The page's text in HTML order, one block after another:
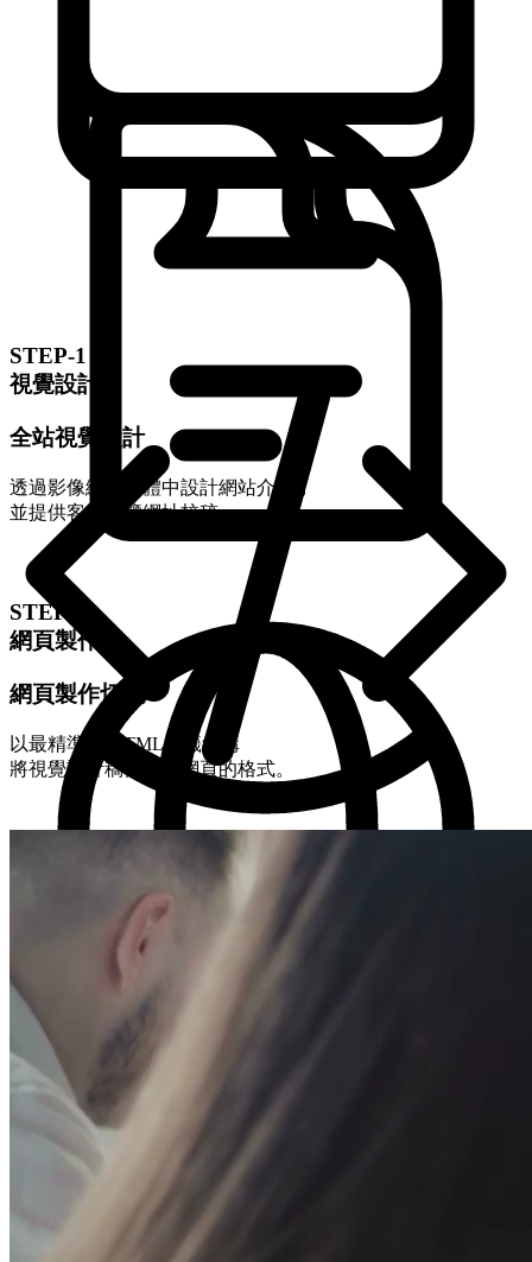
STEP-1
視覺設計
全站視覺設計
透過影像編輯軟體中設計網站介面，
並提供客戶預覽網址校稿。
STEP-2
網頁製作
網頁製作切版
以最精準的 HTML標籤結構
將視覺設計稿轉換成網頁的格式。
STEP-3
程式化與後台製作
我們開發後台力求精簡好用，讓客戶第一次使用就上手。
上架與維護
提供後台測試點，校對後正式上架，